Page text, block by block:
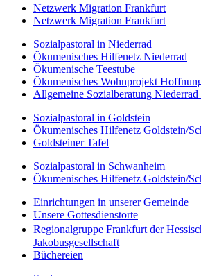
Netzwerk Migration Frankfurt
Netzwerk Migration Frankfurt
Sozialpastoral in Niederrad
Ökumenisches Hilfenetz Niederrad
Ökumenische Teestube
Ökumenisches Wohnprojekt
Allgemeine Sozialberatung
Sozialpastoral in Goldstein
Ökumenisches Hilfenetz Goldstein/
Goldsteiner Tafel
Sozialpastoral in Schwanheim
Ökumenisches Hilfenetz Goldstein/
Einrichtungen in unserer Gemeinde
Unsere Gottesdienstorte
Regionalgruppe Frankfurt der
Jakobusgesellschaft
Büchereien